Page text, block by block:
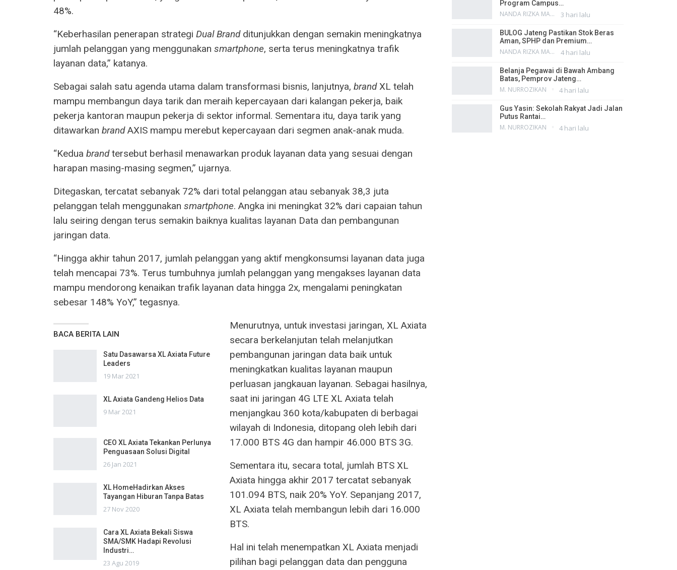
48%.
“Keberhasilan penerapan strategi Dual Brandditunjukkan dengan semakin meningkatnya
jumlah pelanggan yang menggunakan smartphone, serta terus meningkatnya trafik
layanan data,” katanya.
Sebagai salah satu agenda utama dalam transformasi bisnis, lanjutnya, brandXL telah
mampu membangun daya tarik dan meraih kepercayaan dari kalangan pekerja, baik
pekerja kantoran maupun pekerja di sektor informal. Sementara itu, daya tarik yang
ditawarkan brandAXIS mampu merebut kepercayaan dari segmen anak-anak muda.
“Kedua brandtersebut berhasil menawarkan produk layanan data yang sesuai dengan
harapan masing-masing segmen,” ujarnya.
Ditegaskan, tercatat sebanyak 72% dari total pelanggan atau sebanyak 38,3 juta
pelanggan telah menggunakan smartphone. Angka ini meningkat 32% dari capaian tahun
lalu seiring dengan terus semakin baiknya kualitas layanan Data dan pembangunan
jaringan data.
“Hingga akhir tahun 2017, jumlah pelanggan yang aktif mengkonsumsi layanan data juga
telah mencapai 73%. Terus tumbuhnya jumlah pelanggan yang mengakses layanan data
mampu mendorong kenaikan trafik layanan data hingga 2x, mengalami peningkatan
sebesar 148% YoY,” tegasnya.
BACA BERITA LAIN
Satu Dasawarsa XL Axiata Future
Leaders
19 Mar 2021
XL Axiata Gandeng Helios Data
9 Mar 2021
CEO XL Axiata Tekankan Perlunya
Penguasaan Solusi Digital
26 Jan 2021
XL HomeHadirkan Akses
Tayangan Hiburan Tanpa Batas
27 Nov 2020
Cara XL Axiata Bekali Siswa
SMA/SMK Hadapi Revolusi
Industri…
23 Agu 2019
Menurutnya, untuk investasi jaringan, XL Axiata
secara berkelanjutan telah melanjutkan
pembangunan jaringan data baik untuk
meningkatkan kualitas layanan maupun
perluasan jangkauan layanan. Sebagai hasilnya,
saat ini jaringan 4G LTE XL Axiata telah
menjangkau 360 kota/kabupaten di berbagai
wilayah di Indonesia, ditopang oleh lebih dari
17.000 BTS 4G dan hampir 46.000 BTS 3G.
Sementara itu, secara total, jumlah BTS XL
Axiata hingga akhir 2017 tercatat sebanyak
101.094 BTS, naik 20% YoY. Sepanjang 2017,
XL Axiata telah membangun lebih dari 16.000
BTS.
Hal ini telah menempatkan XL Axiata menjadi
pilihan bagi pelanggan data dan pengguna
Program Campus…
NANDA RIZKA MAHENDRA 3 hari lalu
BULOG Jateng Pastikan Stok Beras
Aman, SPHP dan Premium…
NANDA RIZKA MAHENDRA 4 hari lalu
Belanja Pegawai di Bawah Ambang
Batas, Pemprov Jateng…
M. NURROZIKAN 4 hari lalu
Gus Yasin: Sekolah Rakyat Jadi Jalan
Putus Rantai…
M. NURROZIKAN 4 hari lalu